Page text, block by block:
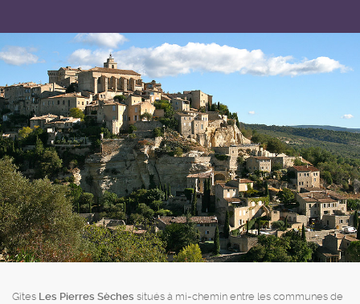
Gîtes Les Pierres Sèches situés à mi-chemin entre les communes de